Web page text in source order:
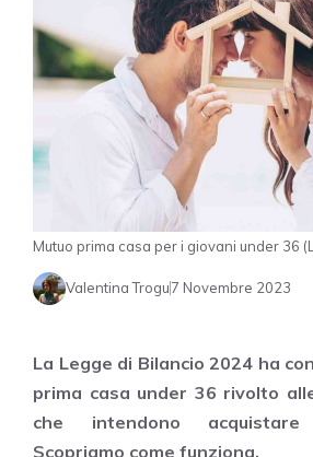
Mutuo prima casa per i giovani under 36
Valentina Trogu7 Novembre 2023
La Legge di Bilancio 2024 ha
prima casa under 36 rivolto
che intendono
Scopriamo come funziona.